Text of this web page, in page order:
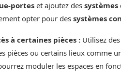
portes et ajoutez des
opter pour des systèmes
à certaines pièces : Utilisez
pièces ou certains lieux comme
moduler les espaces en